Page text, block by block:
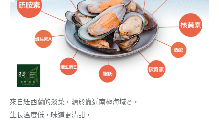
來自紐西蘭的淡菜，源於靠近南極海域⛄，
生長溫度低，味道更清甜，